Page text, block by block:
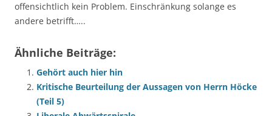
offensichtlich kein Problem. Einschränkung solange es
andere betrifft…..
Ähnliche Beiträge:
Gehört auch hier hin
Kritische Beurteilung der Aussagen von Herrn Höcke
(Teil 5)